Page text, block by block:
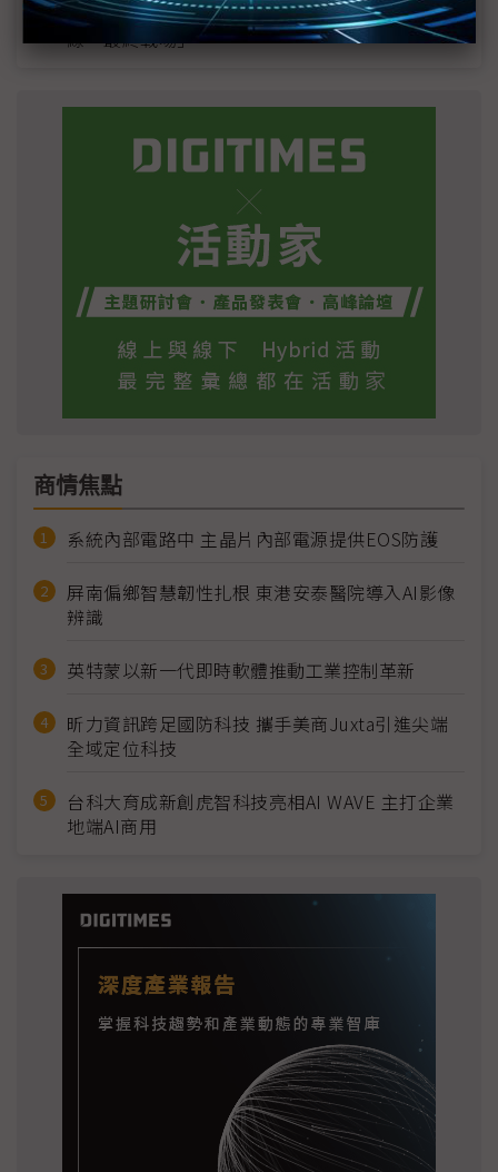
光進銅退更明確？ 聯發科估SerDes 448G為銅
線「最終戰場」
商情焦點
系統內部電路中 主晶片內部電源提供EOS防護
屏南偏鄉智慧韌性扎根 東港安泰醫院導入AI影像
辨識
英特蒙以新一代即時軟體推動工業控制革新
昕力資訊跨足國防科技 攜手美商Juxta引進尖端
全域定位科技
台科大育成新創虎智科技亮相AI WAVE 主打企業
地端AI商用